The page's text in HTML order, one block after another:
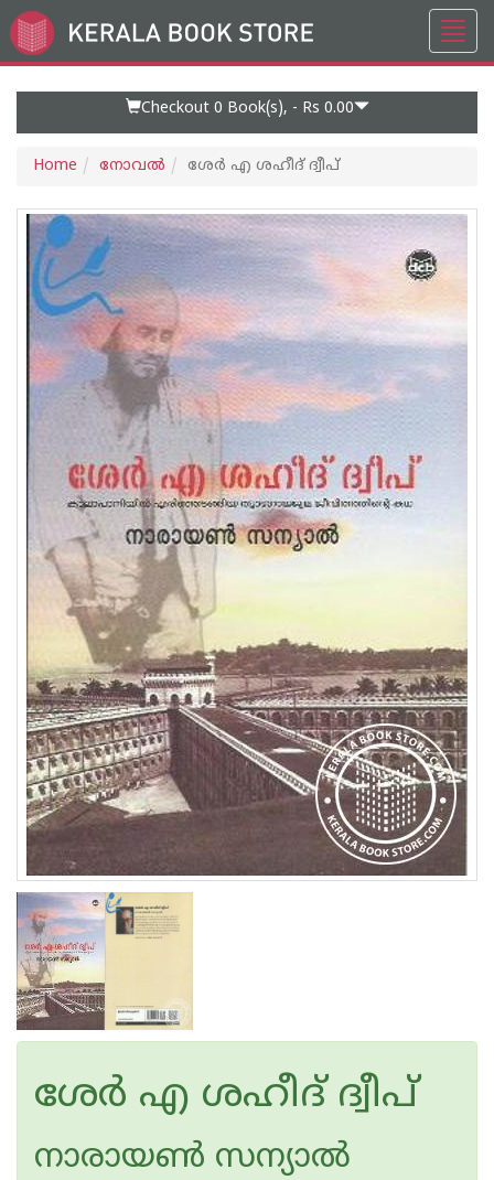
Go
to
Checkout 0 Book(s), - Rs 0.00
Home നോവല്‍ ശേര്‍ എ ശഹീദ് ദ്വീപ്
ശേര്‍ എ ശഹീദ് ദ്വീപ്
നാരായണ്‍ സന്യാല്‍